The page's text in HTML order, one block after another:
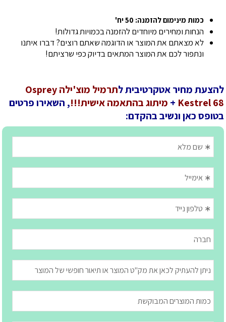
כמות מינימום להזמנה: 50 יח'
הנחות ומחירים מיוחדים להזמנה בכמויות גדולות!
לא מצאתם את המוצר או הדוגמה שאתם רוצים? דברו איתנו
ונתפור לכם את המוצר המתאים בדיוק כפי שרציתם!
להצעת מחיר אטקרטיבית ל
תרמיל מוצ'ילה Osprey
Kestrel 68
+ מיתוג בהתאמה אישית!!!, השאירו פרטים
בטופס כאן ונשיב בהקדם: